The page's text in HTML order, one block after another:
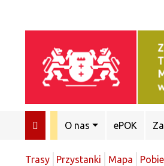
O nas ePOK
Trasy Przystanki Mapa